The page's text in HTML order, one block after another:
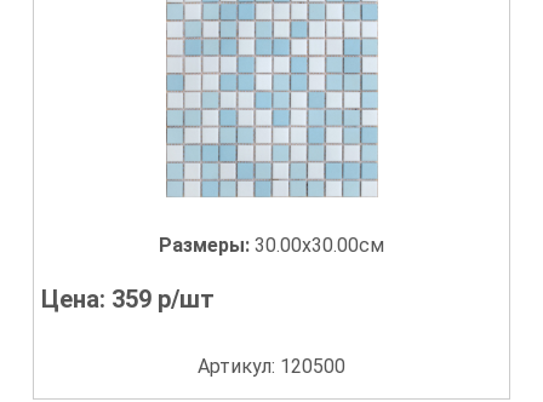
Размеры: 30.00x30.00см
Цена: 359 р/шт
Артикул: 120500